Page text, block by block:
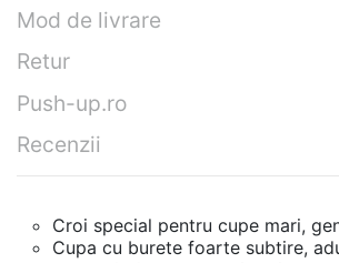
Mod de livrare
Retur
Push-up.ro
Recenzii
Croi special pentru cupe mari,
Cupa cu burete foarte subtire,